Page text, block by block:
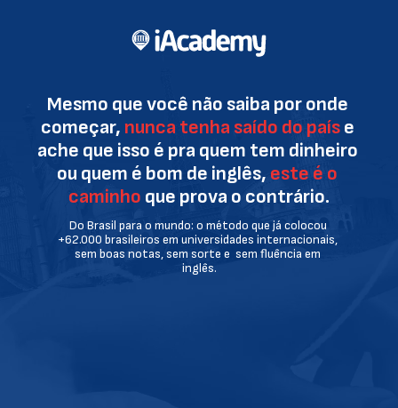
Do Brasil para o mundo: o método que já colocou
+62.000 brasileiros em universidades internacionais,
sem boas notas, sem sorte e  sem fluência em
inglês.
Mesmo que você não saiba por onde
começar,nunca tenha saído do país e
ache que isso é pra quem tem dinheiro
ou quem é bom de inglês, este é o
caminho que prova o contrário.